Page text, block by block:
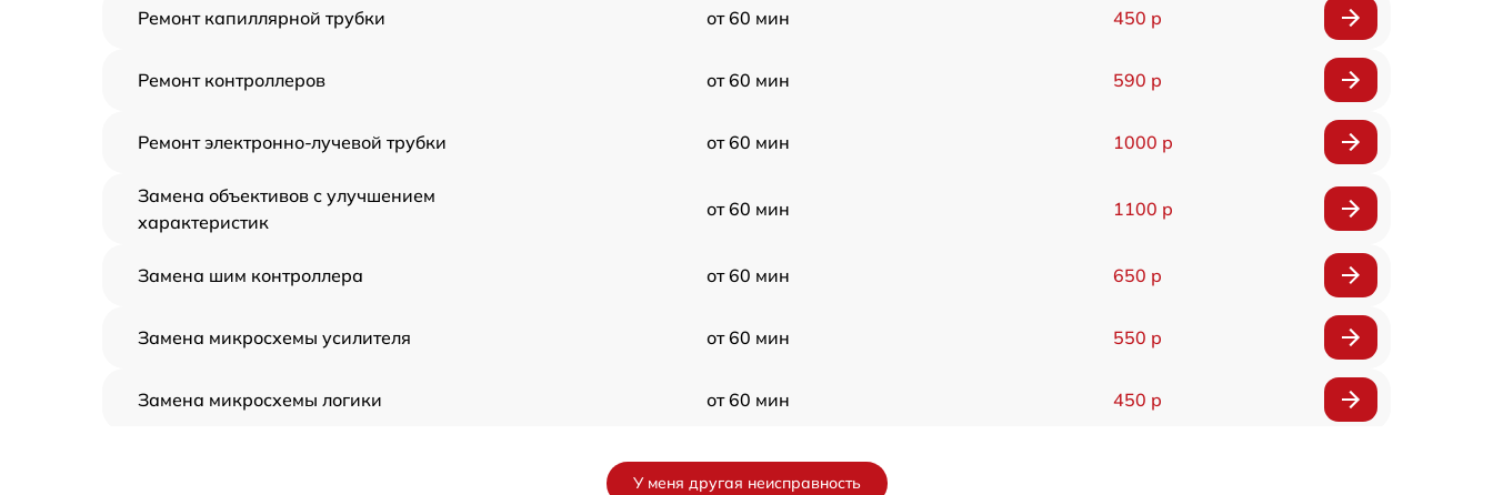
Ремонт капиллярной трубки от 60 мин 450 р
Ремонт контроллеров от 60 мин 590 р
Ремонт электронно-лучевой трубки от 60 мин 1000 р
Замена объективов с улучшением
характеристик
от 60 мин 1100 р
Замена шим контроллера от 60 мин 650 р
Замена микросхемы усилителя от 60 мин 550 р
Замена микросхемы логики от 60 мин 450 р
от 60 мин
У меня другая неисправность